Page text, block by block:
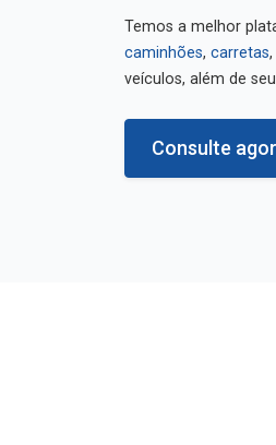
Temos a melhor
caminhões carretas
veículos, além de
Consulte